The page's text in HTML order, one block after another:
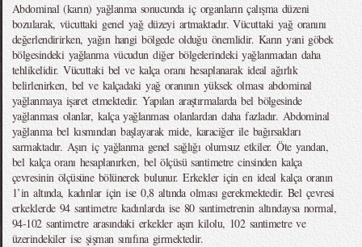
Abdominal (karın) yağlanma sonucunda iç organların çalışma düzeni
bozularak, vücuttaki genel yağ düzeyi artmaktadır. Vücuttaki yağ oranını
değerlendirirken, yağın hangi bölgede olduğu önemlidir. Karın yani göbek
bölgesindeki yağlanma vücudun diğer bölgelerindeki yağlanmadan daha
tehlikelidir. Vücuttaki bel ve kalça oranı hesaplanarak ideal ağırlık
belirlenirken, bel ve kalçadaki yağ oranının yüksek olması abdominal
yağlanmaya işaret etmektedir. Yapılan araştırmalarda bel bölgesinde
yağlanması olanlar, kalça yağlanması olanlardan daha fazladır. Abdominal
yağlanma bel kısmından başlayarak mide, karaciğer ile bağırsakları
sarmaktadır. Aşırı iç yağlanma genel sağlığı olumsuz etkiler. Öte yandan,
bel kalça oranı hesaplanırken, bel ölçüsü santimetre cinsinden kalça
çevresinin ölçüsüne bölünerek bulunur. Erkekler için en ideal kalça oranın
1’in altında, kadınlar için ise 0,8 altında olması gerekmektedir. Bel çevresi
erkeklerde 94 santimetre kadınlarda ise 80 santimetrenin altındaysa normal,
94-102 santimetre arasındaki erkekler aşırı kilolu, 102 santimetre ve
üzerindekiler ise şişman sınıfına girmektedir.